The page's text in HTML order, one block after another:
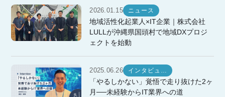
2026.01.15 ニュース
地域活性化起業人×IT企業｜株式会社
LULLが沖縄県国頭村で地域DXプロジ
ェクトを始動
2025.06.26 インタビュ…
「やるしかない」覚悟で走り抜けた2ヶ
月──未経験からIT業界への道